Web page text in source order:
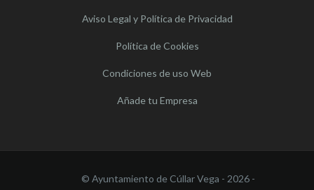
Aviso Legal y Política de Privacidad
Política de Cookies
Condiciones de uso Web
Añade tu Empresa
© Ayuntamiento de Cúllar Vega - 2026 -